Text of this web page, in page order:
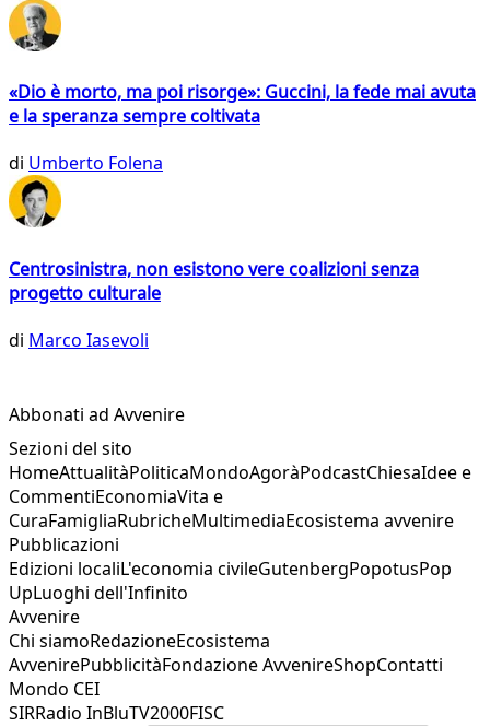
«Dio è morto, ma poi risorge»: Guccini, la fede mai avuta
e la speranza sempre coltivata
di Umberto Folena
Centrosinistra, non esistono vere coalizioni senza
progetto culturale
di Marco Iasevoli
Abbonati ad Avvenire
Sezioni del sito
HomeAttualitàPoliticaMondoAgoràPodcastChiesaIdee e
CommentiEconomiaVita e
CuraFamigliaRubricheMultimediaEcosistema avvenire
Pubblicazioni
Edizioni localiL'economia civileGutenbergPopotusPop
UpLuoghi dell'Infinito
Avvenire
Chi siamoRedazioneEcosistema
AvvenirePubblicitàFondazione AvvenireShopContatti
Mondo CEI
SIRRadio InBluTV2000FISC